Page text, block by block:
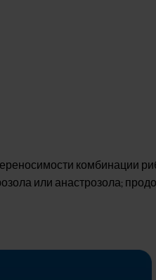
комбинации
или анастрозола;